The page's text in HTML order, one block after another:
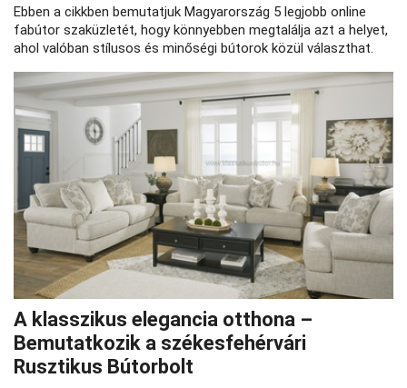
Ebben a cikkben bemutatjuk Magyarország 5 legjobb online
fabútor szaküzletét, hogy könnyebben megtalálja azt a helyet,
ahol valóban stílusos és minőségi bútorok közül választhat.
A klasszikus elegancia otthona –
Bemutatkozik a székesfehérvári
Rusztikus Bútorbolt